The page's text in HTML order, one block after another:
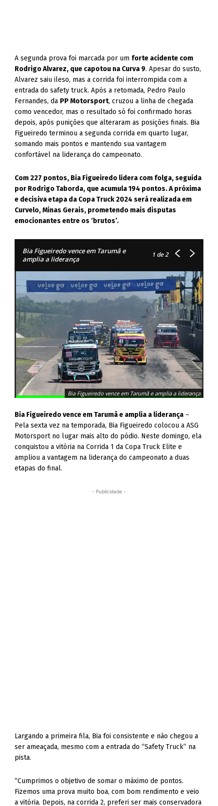
A segunda prova foi marcada por um forte acidente com
Rodrigo Alvarez, que capotou na Curva 9. Apesar do susto,
Alvarez saiu ileso, mas a corrida foi interrompida com a
entrada do safety truck. Após a retomada, Pedro Paulo
Fernandes, da PP Motorsport, cruzou a linha de chegada
como vencedor, mas o resultado só foi confirmado horas
depois, após punições que alteraram as posições finais. Bia
Figueiredo terminou a segunda corrida em quarto lugar,
somando mais pontos e mantendo sua vantagem
confortável na liderança do campeonato.
Com 227 pontos, Bia Figueiredo lidera com folga, seguida
por Rodrigo Taborda, que acumula 194 pontos. A próxima
e decisiva etapa da Copa Truck 2024 será realizada em
Curvelo, Minas Gerais, prometendo mais disputas
emocionantes entre os ‘brutos’.
Bia Figueiredo vence em Tarumã e
amplia a liderança
1de 2
Bia Figueiredo vence em Tarumã e amplia a liderança
Bia Figueiredo vence em Tarumã e amplia a liderança –
Pela sexta vez na temporada, Bia Figueiredo colocou a ASG
Motorsport no lugar mais alto do pódio. Neste domingo, ela
conquistou a vitória na Corrida 1 da Copa Truck Elite e
ampliou a vantagem na liderança do campeonato a duas
etapas do final.
- Publicidade -
Largando a primeira fila, Bia foi consistente e não chegou a
ser ameaçada, mesmo com a entrada do “Safety Truck” na
pista.
“Cumprimos o objetivo de somar o máximo de pontos.
Fizemos uma prova muito boa, com bom rendimento e veio
a vitória. Depois, na corrida 2, preferi ser mais conservadora